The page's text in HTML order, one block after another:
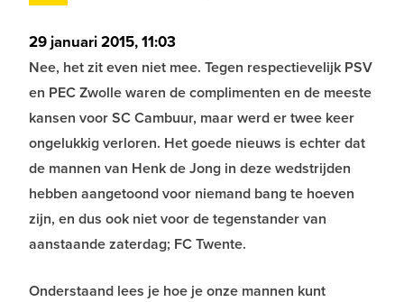
29 januari 2015, 11:03
Nee, het zit even niet mee. Tegen respectievelijk PSV
en PEC Zwolle waren de complimenten en de meeste
kansen voor SC Cambuur, maar werd er twee keer
ongelukkig verloren. Het goede nieuws is echter dat
de mannen van Henk de Jong in deze wedstrijden
hebben aangetoond voor niemand bang te hoeven
zijn, en dus ook niet voor de tegenstander van
aanstaande zaterdag; FC Twente.
Onderstaand lees je hoe je onze mannen kunt